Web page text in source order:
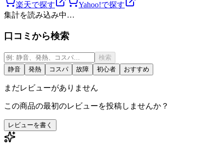
楽天で探す
Yahoo!で探す
集計を読み込み中…
口コミから検索
検索
静音
発熱 コスパ 故障 初心者 おすすめ
まだレビューがありません
この商品の最初のレビューを投稿しませんか？
レビューを書く